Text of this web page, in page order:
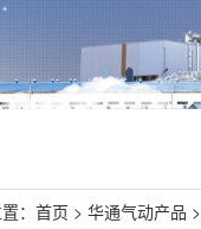
： 首页 > 华通气动产品 >